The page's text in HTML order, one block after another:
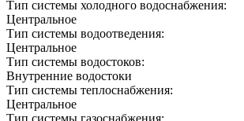
Тип системы холодного водоснабжения:
Центральное
Тип системы водоотведения:
Центральное
Тип системы водостоков:
Внутренние водостоки
Тип системы теплоснабжения:
Центральное